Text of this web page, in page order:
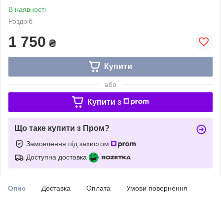
В наявності
Роздріб
1 750 ₴
Купити
або
Купити з
Що таке купити з Пром?
Замовлення під захистом
Доступна доставка
Опис Доставка Оплата Умови повернення